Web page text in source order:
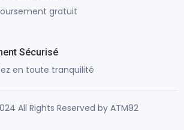
gratuit
Sécurisé
en toute tranquilité
All Rights Reserved by ATM92